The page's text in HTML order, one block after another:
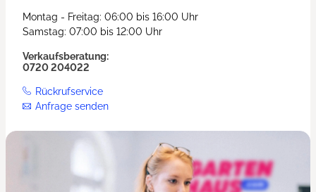
Montag - Freitag: 06:00 bis 16:00 Uhr
Samstag: 07:00 bis 12:00 Uhr
Verkaufsberatung:
0720 204022
Rückrufservice
Anfrage senden